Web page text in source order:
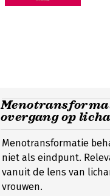
overgang op
Menotransformatie
niet als eindpunt.
vanuit de lens van
vrouwen.